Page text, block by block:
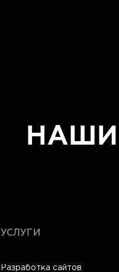
НАШИ
УСЛУГИ
Разработка сайтов